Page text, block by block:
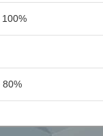
100%
80%